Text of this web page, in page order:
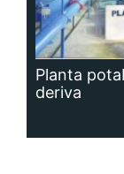
Planta
deriva